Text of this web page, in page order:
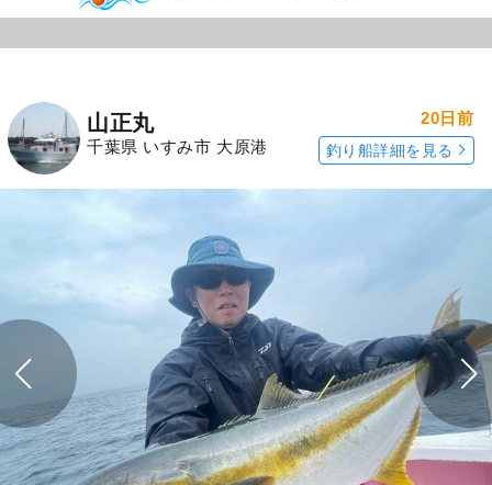
山正丸
千葉県 いすみ市 大原港
20日前
釣り船詳細を見る